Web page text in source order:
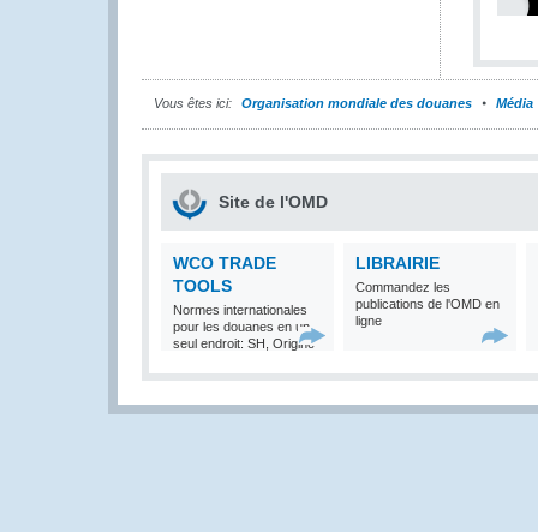
Vous êtes ici: Organisation mondiale des douanes Média
Site de l'OMD
WCO TRADE
TOOLS
Normes internationales
pour les douanes en un
seul endroit: SH, Origine
LIBRAIRIE
Commandez les
publications de l'OMD en
ligne